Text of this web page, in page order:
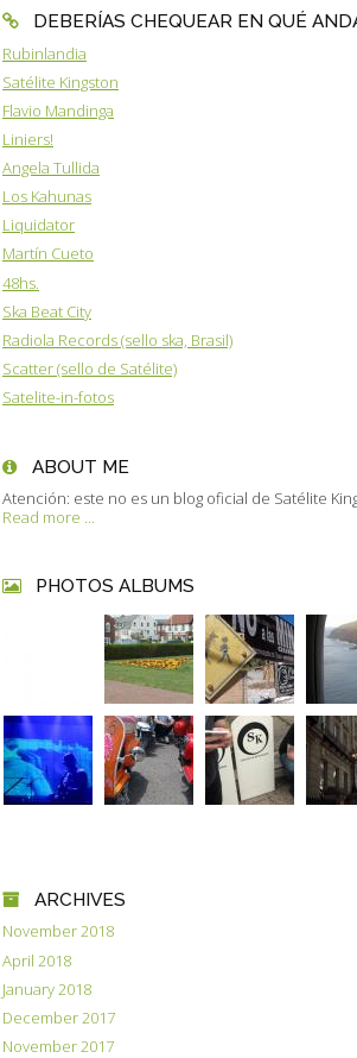
DEBERÍAS CHEQUEAR EN QUÉ
Rubinlandia
Satélite Kingston
Flavio Mandinga
Liniers!
Angela Tullida
Los Kahunas
Liquidator
Martín Cueto
48hs.
Ska Beat City
Radiola Records (sello ska, Brasil)
Scatter (sello de Satélite)
Satelite-in-fotos
ABOUT ME
Atención: este no es un blog oficial de Satélite
Read more ...
PHOTOS ALBUMS
ARCHIVES
November 2018
April 2018
January 2018
December 2017
November 2017